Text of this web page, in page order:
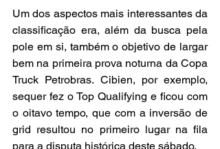
Um dos aspectos mais interessantes da
classificação era, além da busca pela
pole em si, também o objetivo de largar
bem na primeira prova noturna da Copa
Truck Petrobras. Cibien, por exemplo,
sequer fez o Top Qualifying e ficou com
o oitavo tempo, que com a inversão de
grid resultou no primeiro lugar na fila
para a disputa histórica deste sábado.